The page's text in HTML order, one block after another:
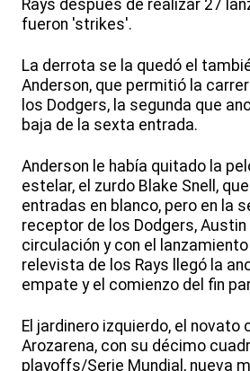
Rays después de realizar 27
fueron 'strikes'.
La derrota se la quedó el
Anderson, que permitió la
los Dodgers, la segunda que
baja de la sexta entrada.
Anderson le había quitado la
estelar, el zurdo Blake Snell,
entradas en blanco, pero en la
receptor de los Dodgers, Austin
circulación y con el lanzamiento
relevista de los Rays llegó la
empate y el comienzo del fin
El jardinero izquierdo, el novato
Arozarena, con su décimo
playoffs/Serie Mundial, nueva